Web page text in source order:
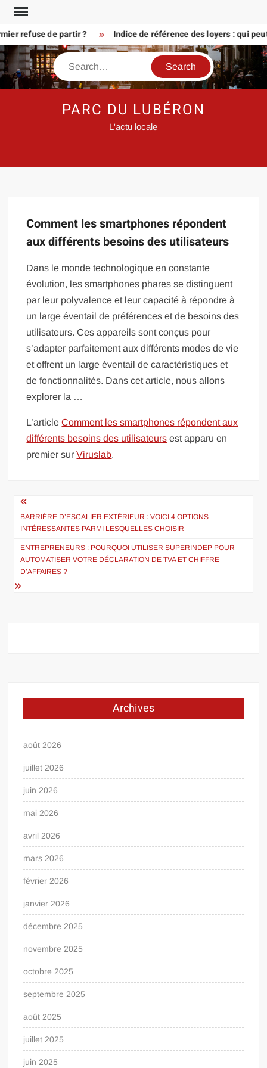
Skip
contentrefuse de partir ? Indice de référence des loyers : qui
Search
PARC DU LUBÉRON
L'actu locale
Comment les smartphones répondent
aux différents besoins des utilisateurs
Dans le monde technologique en constante
évolution, les smartphones phares se distinguent
par leur polyvalence et leur capacité à répondre à
un large éventail de préférences et de besoins des
utilisateurs. Ces appareils sont conçus pour
s’adapter parfaitement aux différents modes de vie
et offrent un large éventail de caractéristiques et
de fonctionnalités. Dans cet article, nous allons
explorer la …
L’articleComment les smartphones répondent aux
différents besoins des utilisateurs est apparu en
premier surViruslab.
Navigation
de
l’article
BARRIÈRE D’ESCALIER EXTÉRIEUR : VOICI 4 OPTIONS
INTÉRESSANTES PARMI LESQUELLES CHOISIR
ENTREPRENEURS : POURQUOI UTILISER SUPERINDEP POUR
AUTOMATISER VOTRE DÉCLARATION DE TVA ET CHIFFRE
D’AFFAIRES ?
Archives
août 2026
juillet 2026
juin 2026
mai 2026
avril 2026
mars 2026
février 2026
janvier 2026
décembre 2025
novembre 2025
octobre 2025
septembre 2025
août 2025
juillet 2025
juin 2025